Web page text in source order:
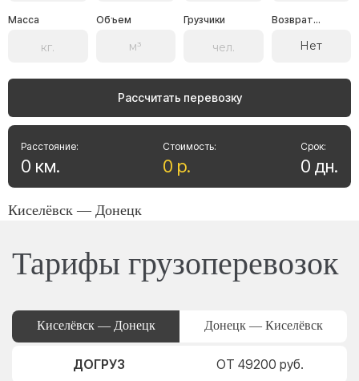
Масса Объем Грузчики Возврат...
Нет
Рассчитать перевозку
Стоимость:
0 р.
Расстояние:
0 км.
Срок:
0 дн.
Киселёвск — Донецк
Тарифы грузоперевозок
Киселёвск — Донецк Донецк — Киселёвск
ДОГРУЗ ОТ 49200 руб.